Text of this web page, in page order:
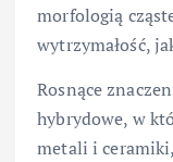
morfologią
wytrzymałość,
Rosnące
hybrydowe, w
metali i